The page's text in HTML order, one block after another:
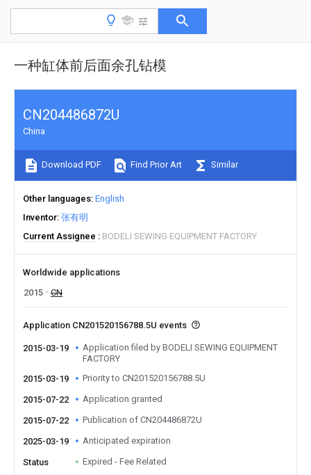
一种缸体前后面余孔钻模
CN204486872U
China
Download PDF Find Prior Art Similar
Other languages English
Inventor 张有明
Current Assignee
BODELI SEWING EQUIPMENT FACTORY
Worldwide applications
2015
CN
Application CN201520156788.5U events
2015-03-19
Application filed by BODELI SEWING EQUIPMENT
FACTORY
2015-03-19
Priority to CN201520156788.5U
2015-07-22 Application granted
2015-07-22 Publication of CN204486872U
2025-03-19 Anticipated expiration
Status Expired - Fee Related